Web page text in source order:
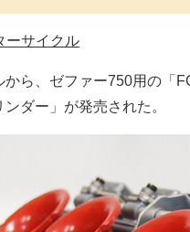
ーサイクル
ら、ゼファー750用の「
ダー」が発売された。